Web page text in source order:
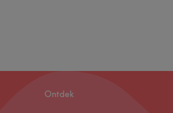
van self-care bij Kelly’s Nail
Ontdek